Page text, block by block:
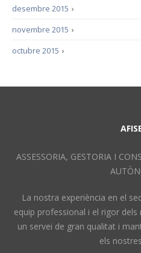
›
desembre 2015
›
novembre 2015
›
octubre 2015
ASSESSORIA, GESTORIA I
La nostra experiència en el
equip professional i el rigor
un servei de gran qualitat i
els